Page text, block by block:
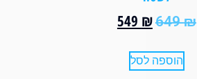
649₪
549 ₪
הוספה לסל